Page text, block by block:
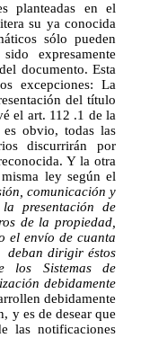
planteadas en el
su ya conocida
sólo pueden
expresamente
documento. Esta
excepciones: La
del título
el art. 112 .1 de la
obvio, todas las
discurrirán por
Y la otra
ley según el
comunicación y
presentación de
de la propiedad,
el envío de cuanta
deban dirigir éstos
los Sistemas de
debidamente
debidamente
y es de desear que
las notificaciones